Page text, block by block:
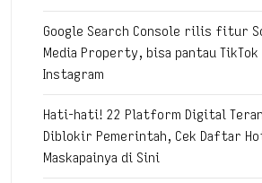
Google Search Console rilis fitur
Media Property, bisa pantau TikTok
Instagram
Hati-hati! 22 Platform Digital
Diblokir Pemerintah, Cek Daftar
Maskapainya di Sini